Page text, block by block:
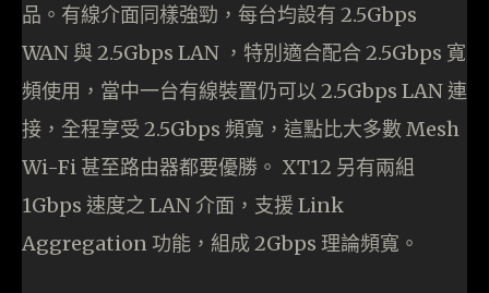
品。有線介面同樣強勁，每台均設有 2.5Gbps
WAN 與 2.5Gbps LAN ，特別適合配合 2.5Gbps 寬
頻使用，當中一台有線裝置仍可以 2.5Gbps LAN 連
接，全程享受 2.5Gbps 頻寬，這點比大多數 Mesh
Wi-Fi 甚至路由器都要優勝。 XT12 另有兩組
1Gbps 速度之 LAN 介面，支援 Link
Aggregation 功能，組成 2Gbps 理論頻寬。